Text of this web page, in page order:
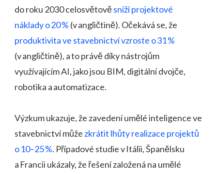
do roku 2030 celosvětověsníží projektové
náklady o 20 % (v angličtině). Očekává se, že
produktivita ve stavebnictví vzroste o 31 %
(v angličtině), a to právě díky nástrojům
využívajícím AI, jako jsou BIM, digitální dvojče,
robotika a automatizace.
Výzkum ukazuje, že zavedení umělé inteligence ve
stavebnictví může zkrátit lhůty realizace projektů
o 10–25 %. Případové studie v Itálii, Španělsku
a Francii ukázaly, že řešení založená na umělé